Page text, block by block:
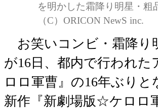
を明かした霜降り明星・粗
（C）ORICON NewS inc.
お笑いコンビ・霜降り
が16日、都内で行われた
ロロ軍曹』の16年ぶりと
新作『新劇場版☆ケロロ